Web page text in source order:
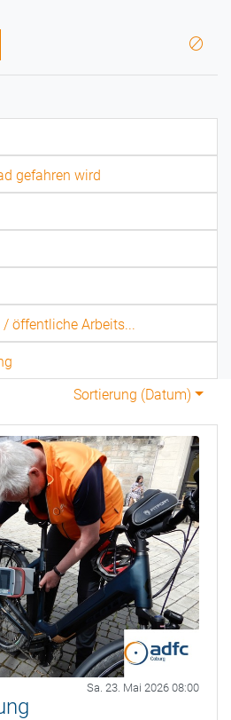
gefahren wird
öffentliche Arbeits...
Sortierung (Datum)
Sa. 23. Mai 2026 08:00